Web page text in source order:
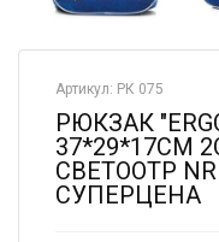
Артикул: РК 075
РЮКЗАК
37*29*17СМ
СВЕТООТР
СУПЕРЦЕНА